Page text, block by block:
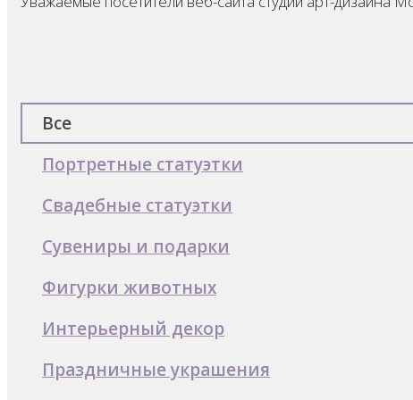
Все
Портретные статуэтки
Свадебные статуэтки
Сувениры и подарки
Фигурки животных
Интерьерный декор
Праздничные украшения